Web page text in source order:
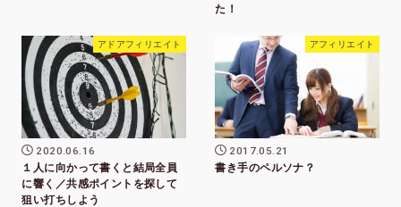
た！
アドアフィリエイト
2020.06.16
１人に向かって書くと結局全員
に響く／共感ポイントを探して
狙い打ちしよう
アフィリエイト
2017.05.21
書き手のペルソナ？